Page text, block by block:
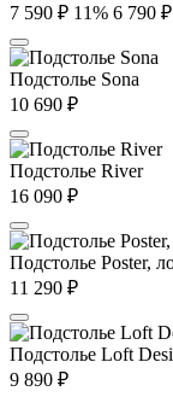
7 590 ₽ 11% 6 790 ₽
Подстолье Sona
10 690 ₽
Подстолье River
16 090 ₽
Подстолье Poster,
11 290 ₽
Подстолье Loft
9 890 ₽